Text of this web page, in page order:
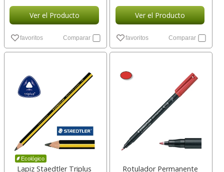
Ver el Producto
favoritos Comparar
Ver el Producto
favoritos Comparar
Ecológico
Lapiz Staedtler Triplus
Rotulador Permanente